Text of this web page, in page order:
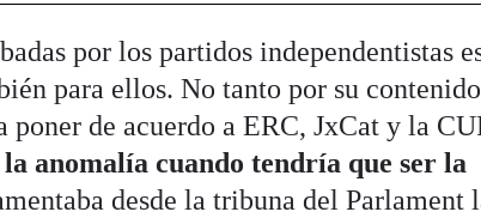
por los partidos independentistas
para ellos. No tanto por su contenido
de acuerdo a ERC, JxCat y la
anomalía cuando tendría que ser la
desde la tribuna del Parlament